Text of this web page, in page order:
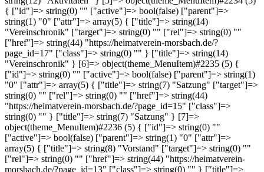
{ ["id"]=> string(0) "" ["active"]=> bool(false) ["parent"]=>
string(1) "0" ["attr"]=> array(5) { ["title"]=> string(14)
"Vereinschronik" ["target"]=> string(0) "" ["rel"]=> string(0) ""
["href"]=> string(44) "https://heimatverein-morsbach.de/?
page_id=17" ["class"]=> string(0) "" } ["title"]=> string(14)
"Vereinschronik" } [6]=> object(theme_MenuItem)#2235 (5) {
["id"]=> string(0) "" ["active"]=> bool(false) ["parent"]=> string(1)
"0" ["attr"]=> array(5) { ["title"]=> string(7) "Satzung" ["target"]=>
string(0) "" ["rel"]=> string(0) "" ["href"]=> string(44)
"https://heimatverein-morsbach.de/?page_id=15" ["class"]=>
string(0) "" } ["title"]=> string(7) "Satzung" } [7]=>
object(theme_MenuItem)#2236 (5) { ["id"]=> string(0) ""
["active"]=> bool(false) ["parent"]=> string(1) "0" ["attr"]=>
array(5) { ["title"]=> string(8) "Vorstand" ["target"]=> string(0) ""
["rel"]=> string(0) "" ["href"]=> string(44) "https://heimatverein-
morsbach.de/?page_id=13" ["class"]=> string(0) "" } ["title"]=>